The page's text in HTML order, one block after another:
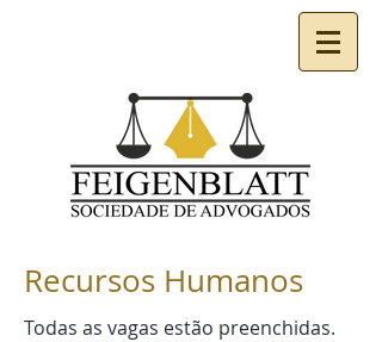
Recursos Humanos
Todas as vagas estão preenchidas.